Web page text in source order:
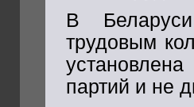
В Беларуси
трудовым
партий и не